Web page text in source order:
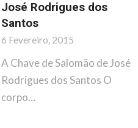
José Rodrigues dos
Santos
6 Fevereiro, 2015
A Chave de Salomão de José
Rodrigues dos Santos O
corpo…